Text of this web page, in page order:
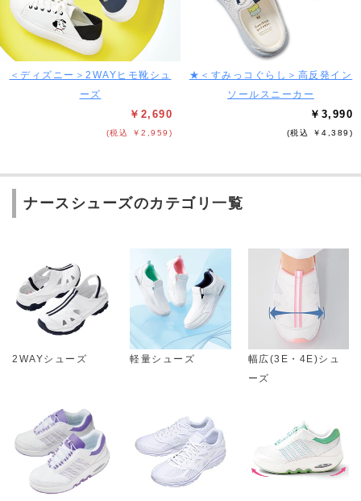
＜ディズニー＞2WAYヒモ靴シュ
ーズ
￥2,690
(税込 ￥2,959)
★＜すみっコぐらし＞高反発イン
ソールスニーカー
￥3,990
(税込 ￥4,389)
ナースシューズのカテゴリ一覧
2WAYシューズ 軽量シューズ
幅広(3E・4E)シュ
ーズ